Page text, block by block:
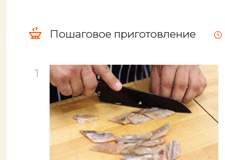
Пошаговое приготовление